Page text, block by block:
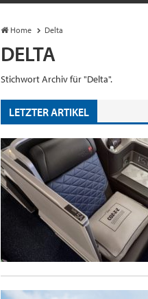
Home Delta
DELTA
Stichwort Archiv für "Delta".
LETZTER ARTIKEL